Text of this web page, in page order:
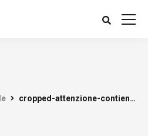
cropped-attenzione-contiene-amianto-1.jpg